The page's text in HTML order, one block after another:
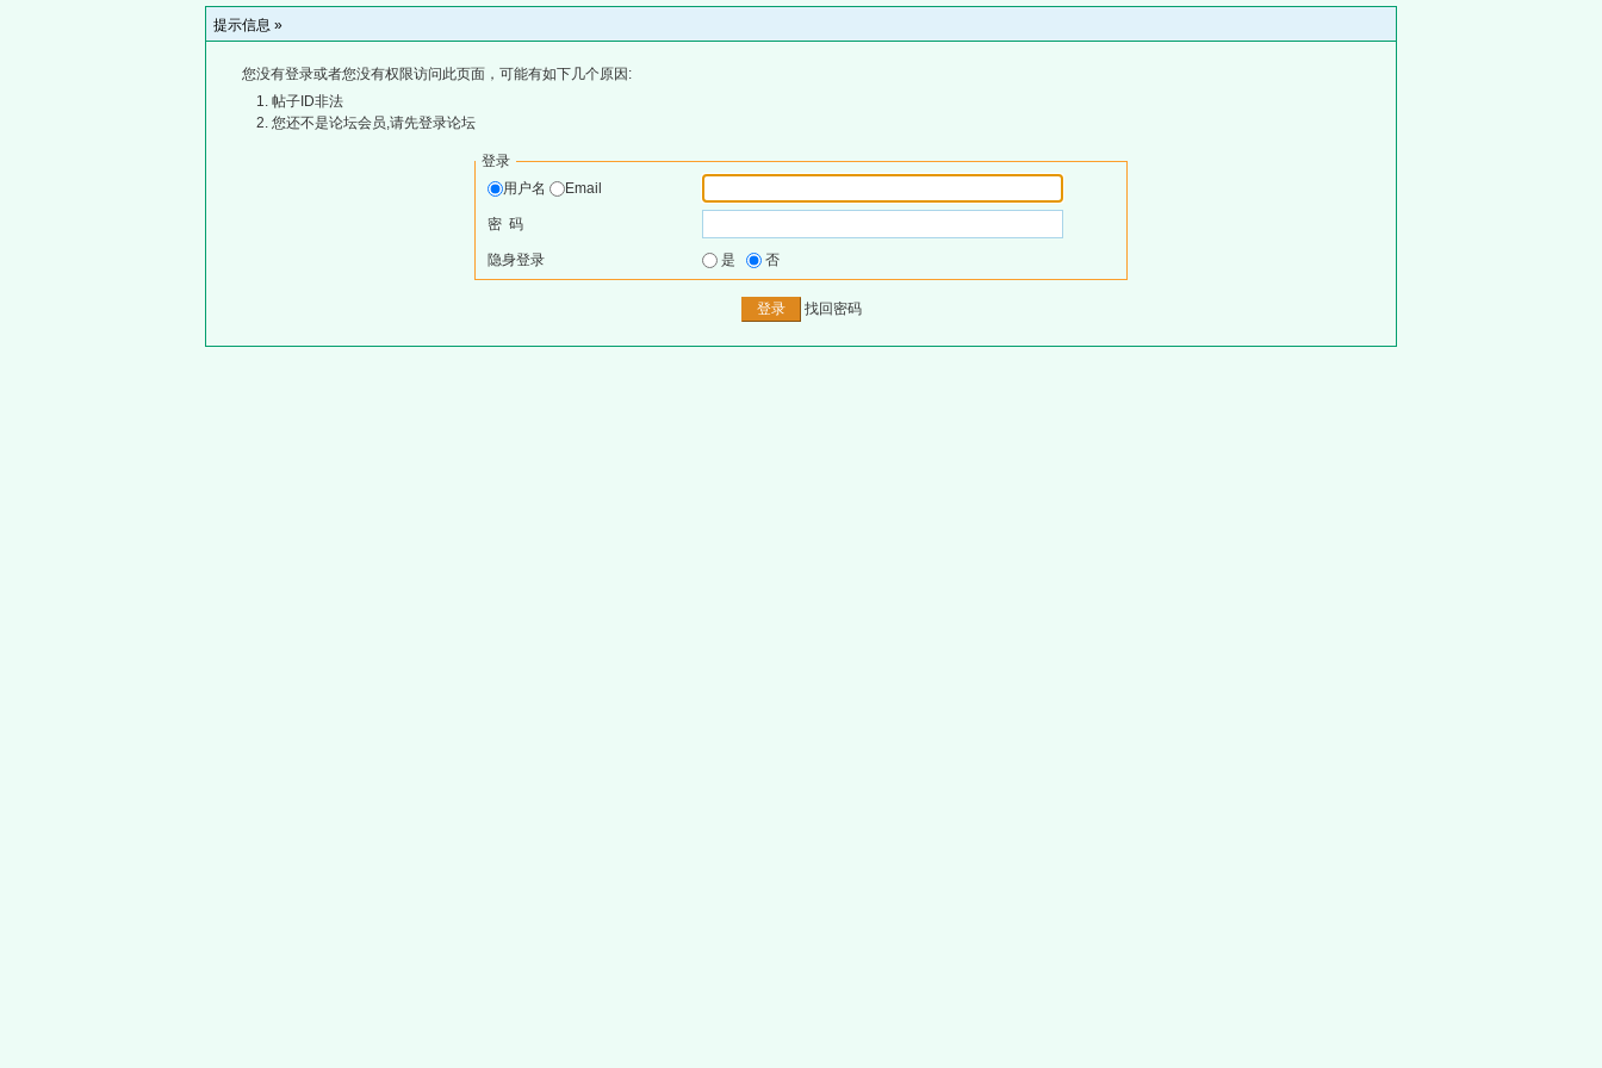
提示信息 »
您没有登录或者您没有权限访问此页面，可能有如下几个原因:
帖子ID非法
您还不是论坛会员,请先登录论坛
登录
用户名
Email
密 码
隐身登录 是 否
找回密码